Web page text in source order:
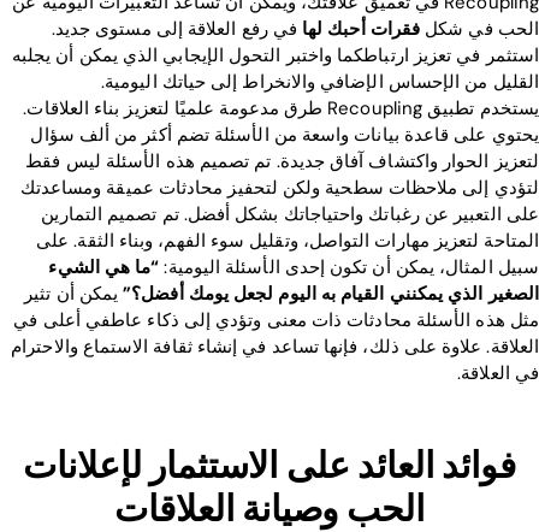
الحب في شكل فقرات أحبك لها في رفع العلاقة إلى مستوى جديد.
استثمر في تعزيز ارتباطكما واختبر التحول الإيجابي الذي يمكن أن يجلبه
القليل من الإحساس الإضافي والانخراط إلى حياتك اليومية.
يستخدم تطبيق Recoupling طرق مدعومة علميًا لتعزيز بناء العلاقات.
يحتوي على قاعدة بيانات واسعة من الأسئلة تضم أكثر من ألف سؤال
لتعزيز الحوار واكتشاف آفاق جديدة. تم تصميم هذه الأسئلة ليس فقط
لتؤدي إلى ملاحظات سطحية ولكن لتحفيز محادثات عميقة ومساعدتك
على التعبير عن رغباتك واحتياجاتك بشكل أفضل. تم تصميم التمارين
المتاحة لتعزيز مهارات التواصل، وتقليل سوء الفهم، وبناء الثقة. على
سبيل المثال، يمكن أن تكون إحدى الأسئلة اليومية: “ما هي الشيء
الصغير الذي يمكنني القيام به اليوم لجعل يومك أفضل؟”يمكن أن تثير
مثل هذه الأسئلة محادثات ذات معنى وتؤدي إلى ذكاء عاطفي أعلى في
العلاقة. علاوة على ذلك، فإنها تساعد في إنشاء ثقافة الاستماع والاحترام
في العلاقة.
فوائد العائد على الاستثمار لإعلانات
الحب وصيانة العلاقات